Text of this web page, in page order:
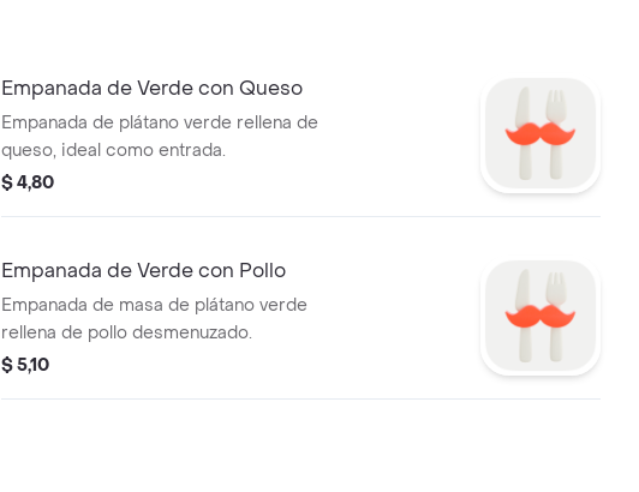
Empanada de Verde con Queso
Empanada de plátano verde rellena de
queso, ideal como entrada.
$ 4,80
Empanada de Verde con Pollo
Empanada de masa de plátano verde
rellena de pollo desmenuzado.
$ 5,10